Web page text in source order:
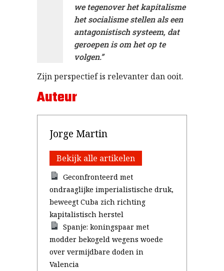
we tegenover het kapitalisme
het socialisme stellen als een
antagonistisch systeem, dat
geroepen is om het op te
volgen.”
Zijn perspectief is relevanter dan ooit.
Auteur
Jorge Martin
Bekijk alle artikelen
Geconfronteerd met
ondraaglijke imperialistische druk,
beweegt Cuba zich richting
kapitalistisch herstel
Spanje: koningspaar met
modder bekogeld wegens woede
over vermijdbare doden in
Valencia